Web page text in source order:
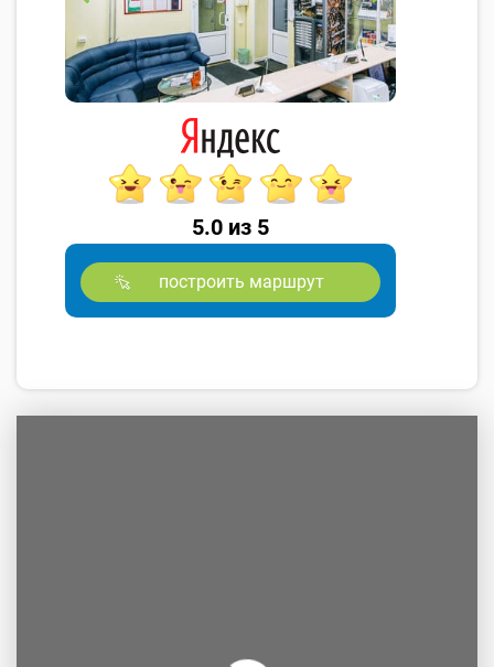
5.0 из 5
построить маршрут